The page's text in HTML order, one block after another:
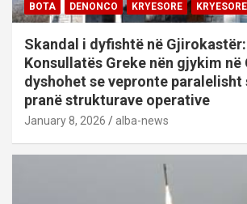
BOTA DENONCO KRYESORE KRYESORE
Skandal i dyfishtë në
Konsullatës Greke nën gjykim në
dyshohet se vepronte
pranë strukturave operative
January 8, 2026 alba-news